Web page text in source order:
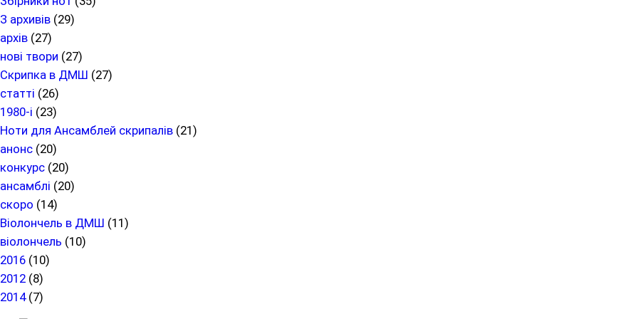
З архивів (29)
архів (27)
нові твори (27)
Скрипка в ДМШ (27)
статті (26)
1980-і (23)
Ноти для Ансамблей скрипалів (21)
анонс (20)
конкурс (20)
ансамблі (20)
скоро (14)
Віолончель в ДМШ (11)
віолончель (10)
2016 (10)
2012 (8)
2014(7)